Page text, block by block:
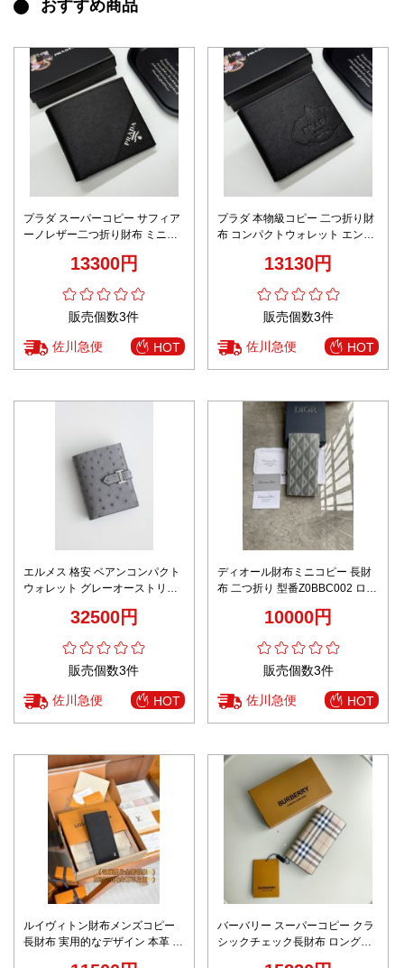
おすすめ商品
プラダ スーパーコピー サフィア
ーノレザー二つ折り財布 ミニマ
13300円
販売個数3件
佐川急便 HOT
プラダ 本物級コピー 二つ折り財
布 コンパクトウォレット エンボ
13130円
販売個数3件
佐川急便 HOT
エルメス 格安 ベアンコンパクト
ウォレット グレーオーストリッ
32500円
販売個数3件
佐川急便 HOT
ディオール財布ミニコピー 長財
布 二つ折り 型番Z0BBC002 ロン
10000円
販売個数3件
佐川急便 HOT
ルイヴィトン財布メンズコピー
長財布 実用的なデザイン 本革 レ
バーバリー スーパーコピー クラ
シックチェック長財布 ロングウ